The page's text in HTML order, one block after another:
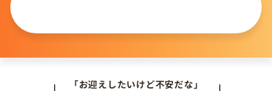
「お迎えしたいけど不安だな」